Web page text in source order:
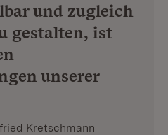
und zugleich
gestalten, ist
unserer
Kretschmann